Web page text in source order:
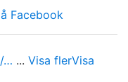
Facebook
… ... Visa flerVisa